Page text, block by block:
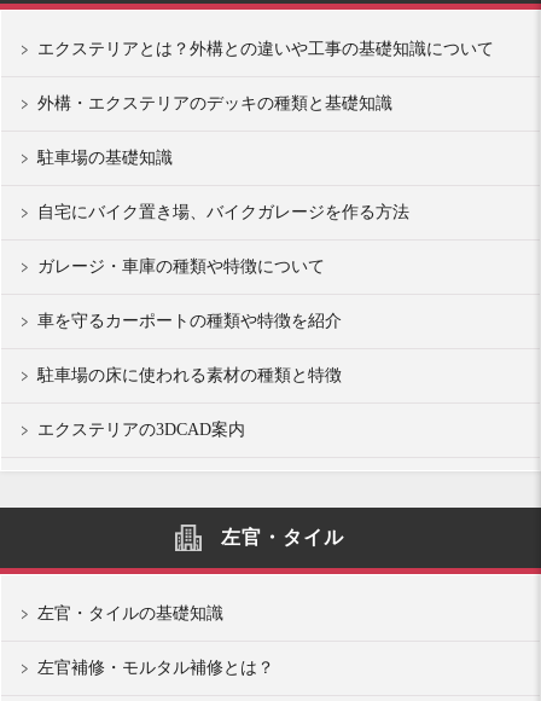
エクステリアとは？外構との違いや工事の基礎知識について
外構・エクステリアのデッキの種類と基礎知識
駐車場の基礎知識
自宅にバイク置き場、バイクガレージを作る方法
ガレージ・車庫の種類や特徴について
車を守るカーポートの種類や特徴を紹介
駐車場の床に使われる素材の種類と特徴
エクステリアの3DCAD案内
左官・タイル
左官・タイルの基礎知識
左官補修・モルタル補修とは？